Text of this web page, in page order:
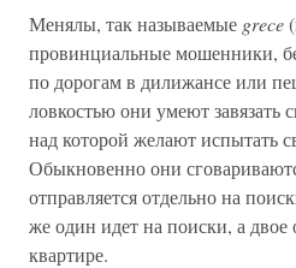
Менялы, так называемые grece
провинциальные мошенники,
по дорогам в дилижансе или
ловкостью они умеют завязать
над которой желают испытать
Обыкновенно они
отправляется отдельно на
же один идет на поиски, а двое
квартире.